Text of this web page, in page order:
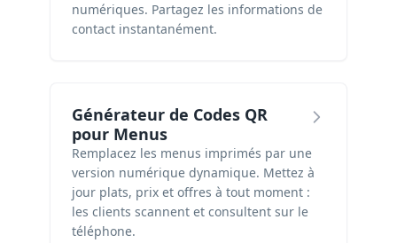
numériques. Partagez les informations de
contact instantanément.
Générateur de Codes QR
pour Menus
Remplacez les menus imprimés par une
version numérique dynamique. Mettez à
jour plats, prix et offres à tout moment :
les clients scannent et consultent sur le
téléphone.